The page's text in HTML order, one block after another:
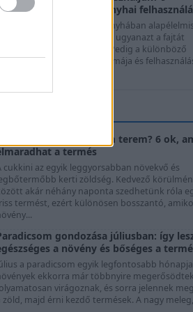
ízek és konyhai
A hagyma szinte minden konyhában
mégis sokan automatikusan ugyanazt a fajtát
használják minden ételhez. Pedig a különböző
íze, állaga, aromája és
Cukkini virágzik, de nem terem? 6 ok,
a termés
cukkini az egyik leggyorsabban növekvő és
kerti zöldség. Kedvező
akár néhány naponta szedhetünk róla
termést, ezért különösen bosszantó,
gondozása júliusban: így
a növény és bőséges a
a paradicsom egyik legfontosabb
ekkorra már többnyire
virágoznak, és sorra jelennek
zöld, majd érni kezdő termések. A nagy meleg,